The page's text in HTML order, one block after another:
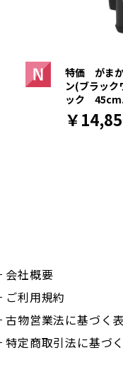
特価 がま
ン(ブラッ
ック 45cm
￥
会社概要
ご利用規約
古物営業法に基づく
特定商取引法に基づ